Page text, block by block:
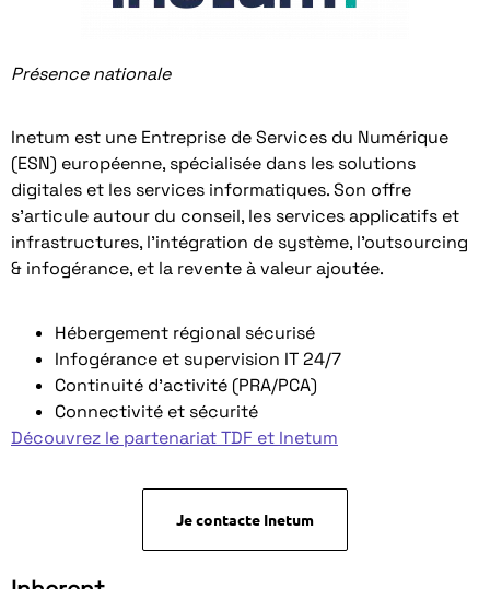
Présence nationale
Inetum est une Entreprise de Services du Numérique
(ESN) européenne, spécialisée dans les solutions
digitales et les services informatiques. Son offre
s’articule autour du conseil, les services applicatifs et
infrastructures, l’intégration de système, l’outsourcing
& infogérance, et la revente à valeur ajoutée.
Hébergement régional sécurisé
Infogérance et supervision IT 24/7
Continuité d’activité (PRA/PCA)
Connectivité et sécurité
Découvrez le partenariat TDF et Inetum
Je contacte Inetum